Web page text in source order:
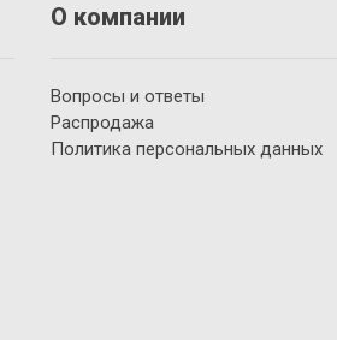
О компании
Вопросы и ответы
Распродажа
Политика персональных данных